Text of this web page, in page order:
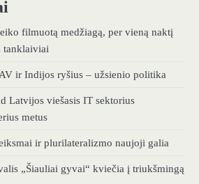
filmuotą medžiagą, per vieną naktį
tanklaiviai
ir Indijos ryšius – užsienio politika
Latvijos viešasis IT sektorius
metus
ir plurilateralizmo naujoji galia
„Šiauliai gyvai“ kviečia į triukšmingą